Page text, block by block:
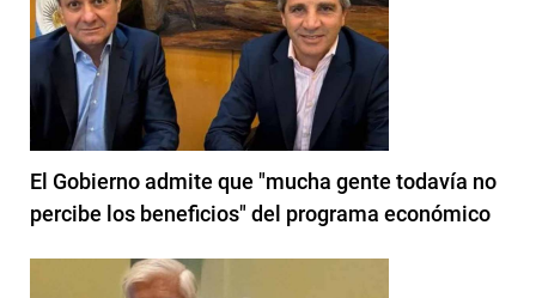
El Gobierno admite que "mucha gente todavía no
percibe los beneficios" del programa económico